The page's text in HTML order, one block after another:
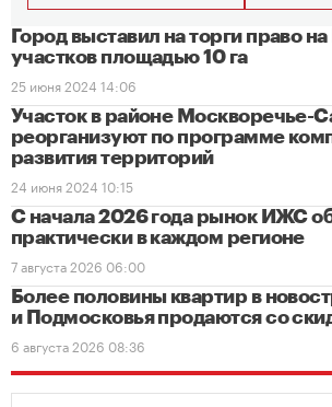
Город выставил на торги право
участков площадью 10 га
25 июня 2024 14:06
Участок в районе Москворечье-
реорганизуют по программе
развития территорий
24 июня 2024 10:15
С начала 2026 года рынок ИЖС
практически в каждом регионе
7 августа 2026 06:00
Более половины квартир в
и Подмосковья продаются со
6 августа 2026 08:36